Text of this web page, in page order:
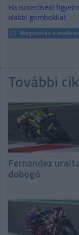
Ha ismerőseid
alábbi gombokkal:
Megosztás e-mailben
További
Fernandez
dobogó